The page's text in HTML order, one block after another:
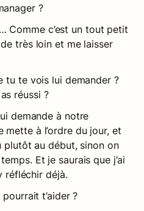
?
Comme c’est un tout petit
très loin et me laisser
tu te vois lui demander ?
réussi ?
demande à notre
à l’ordre du jour, et
plutôt au début, sinon on
Et je saurais que j’ai
réfléchir déjà.
t’aider ?